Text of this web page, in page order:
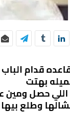
قدام
بهتت
حصل
وطلع